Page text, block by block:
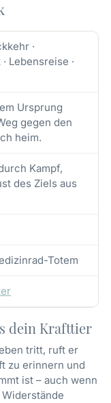
·
Lebensreise ·
Ursprung
gegen den
heim.
Kampf,
des Ziels aus
Totem
dein Krafttier
tritt, ruft er
zu erinnern und
ist – auch wenn